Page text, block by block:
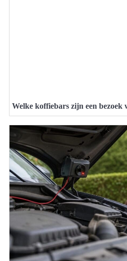
Welke koffiebars zijn een bezoek